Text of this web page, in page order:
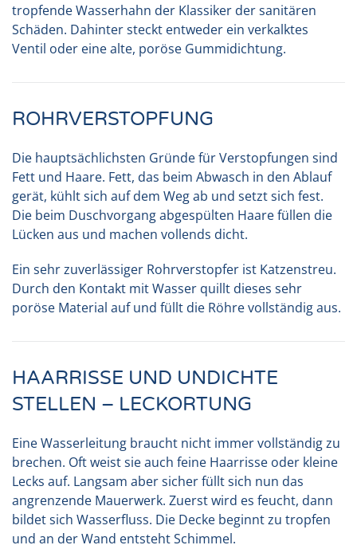
tropfende Wasserhahn der Klassiker der sanitären
Schäden. Dahinter steckt entweder ein verkalktes
Ventil oder eine alte, poröse Gummidichtung.
ROHRVERSTOPFUNG
Die hauptsächlichsten Gründe für Verstopfungen sind
Fett und Haare. Fett, das beim Abwasch in den Ablauf
gerät, kühlt sich auf dem Weg ab und setzt sich fest.
Die beim Duschvorgang abgespülten Haare füllen die
Lücken aus und machen vollends dicht.
Ein sehr zuverlässiger Rohrverstopfer ist Katzenstreu.
Durch den Kontakt mit Wasser quillt dieses sehr
poröse Material auf und füllt die Röhre vollständig aus.
HAARRISSE UND UNDICHTE
STELLEN – LECKORTUNG
Eine Wasserleitung braucht nicht immer vollständig zu
brechen. Oft weist sie auch feine Haarrisse oder kleine
Lecks auf. Langsam aber sicher füllt sich nun das
angrenzende Mauerwerk. Zuerst wird es feucht, dann
bildet sich Wasserfluss. Die Decke beginnt zu tropfen
und an der Wand entsteht Schimmel.